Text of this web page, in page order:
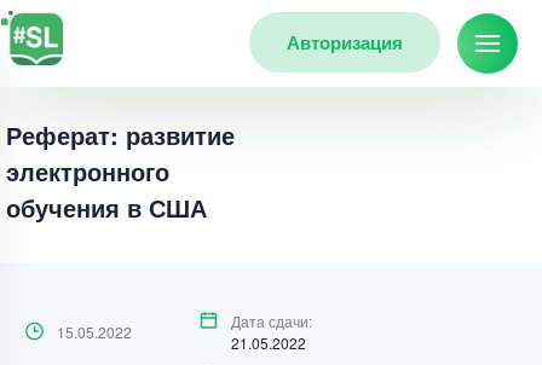
Авторизация
Реферат: развитие
электронного
обучения в США
15.05.2022
Дата сдачи:
21.05.2022